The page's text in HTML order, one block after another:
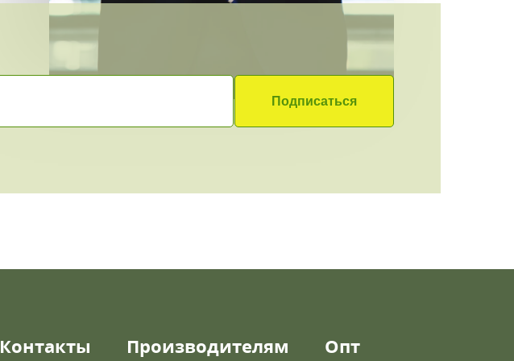
Контакты Производителям Опт